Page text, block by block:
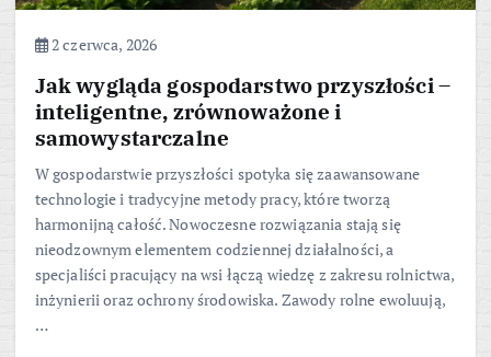
2 czerwca, 2026
Jak wygląda gospodarstwo przyszłości –
inteligentne, zrównoważone i
samowystarczalne
W gospodarstwie przyszłości spotyka się zaawansowane
technologie i tradycyjne metody pracy, które tworzą
harmonijną całość. Nowoczesne rozwiązania stają się
nieodzownym elementem codziennej działalności, a
specjaliści pracujący na wsi łączą wiedzę z zakresu rolnictwa,
inżynierii oraz ochrony środowiska. Zawody rolne ewoluują,
…